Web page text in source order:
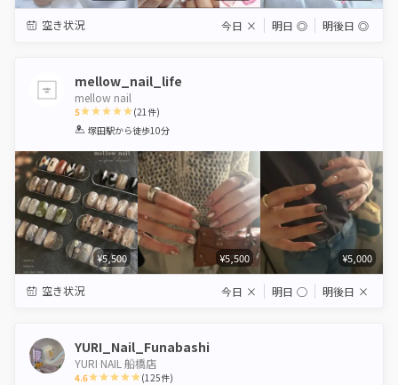
空き状況 今日 × 明日 ◎ 明後日 ◎
mellow_nail_life
mellow nail
5
1 2 3 4 5
(21件)
塚田駅から徒歩10分
¥5,500 ¥5,500 ¥5,000
空き状況 今日 × 明日 ◯ 明後日 ×
YURI_Nail_Funabashi
YURI NAIL 船橋店
4.6 (125件)